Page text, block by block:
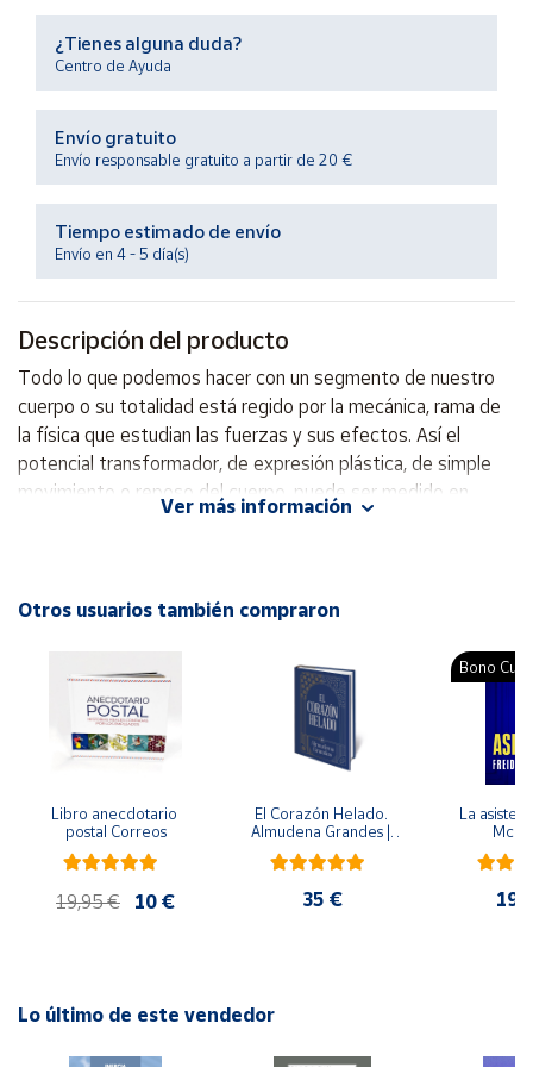
Productos
Solidarios
Ayuda
Centro
Contacto
Vendedores
Mapa de
vendedores
Hazte
vendedor
Área
cliente
Ubicación
Península
Baleares
Canarias,
¿Tienes alguna duda?
Centro de Ayuda
Envío gratuito
Envío responsable gratuito a partir de 20 €
Tiempo estimado de envío
Envío en 4 - 5 día(s)
Descripción del producto
Todo lo que podemos hacer con un segmento de nuestro
cuerpo o su totalidad está regido por la mecánica, rama de
la física que estudian las fuerzas y sus efectos. Así el
potencial transformador, de expresión plástica, de simple
movimiento o reposo del cuerpo, puede ser medido en
términos de dinámica, estática, fricción, equilibrio y
Autor: Barney Le Veau
Idioma: Español
Ver más información
Otros usuarios también compraron
Libro anecdotario
postal Correos
19,95 € 10 €
El Corazón Helado.
Almudena Grandes |
Edición especial de
lujo | Libro con sello y
35 €
Bono
La
Lo último de este vendedor